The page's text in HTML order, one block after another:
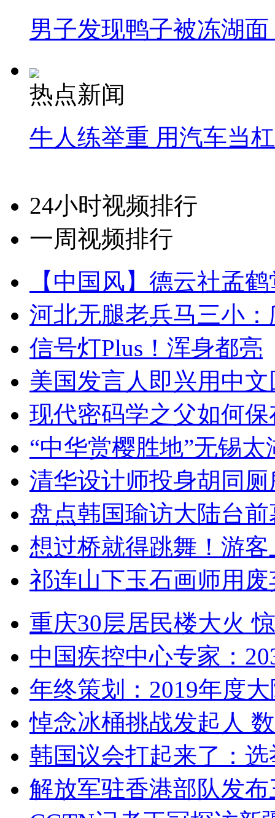
男子发现鸭子被冻湖
热点新闻
牛人练举重 用汽车当
24小时视频排行
一周视频排行
【中国风】德云社孟
河北无腿老兵马三小
信号灯Plus！浑身都亮
美国发言人即兴用中
现代密码学之父如何
“中华赏樱胜地”无锡
清华设计师投身胡同
盘点韩国瑜访大陆台
想过桥就得跳舞！游客
祁连山下玉石画师用
重庆30层居民楼大火
中国疾控中心专家：
年终策划：2019年度
悼念冰桶挑战发起人
韩国议会打起来了：
解放军驻香港部队发